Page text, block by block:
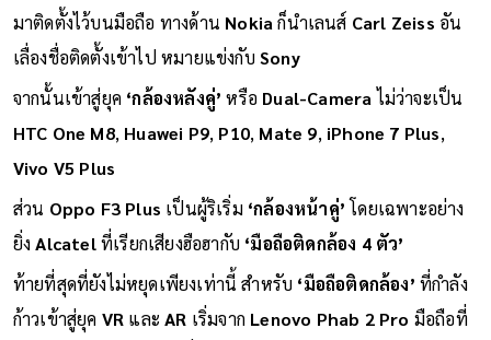
มาติดตั้งไว้บนมือถือ ทางด้าน Nokiaก็นำเลนส์ Carl Zeiss อัน
เลื่องชื่อติดตั้งเข้าไป หมายแข่งกับSony
จากนั้นเข้าสู่ยุค ‘กล้องหลังคู่’ หรือ Dual-Camera ไม่ว่าจะเป็น
HTC One M8, Huawei P9, P10, Mate 9, iPhone 7 Plus,
Vivo V5 Plus
ส่วน Oppo F3 Plus เป็นผู้ริเริ่ม ‘กล้องหน้าคู่’โดยเฉพาะอย่าง
ยิ่ง Alcatelที่เรียกเสียงฮือฮากับ ‘มือถือติดกล้อง 4 ตัว’
ท้ายที่สุดที่ยังไม่หยุดเพียงเท่านี้ สำหรับ ‘มือถือติดกล้อง’ที่กำลัง
ก้าวเข้าสู่ยุค VR และAR เริ่มจาก Lenovo Phab 2 Pro มือถือที่